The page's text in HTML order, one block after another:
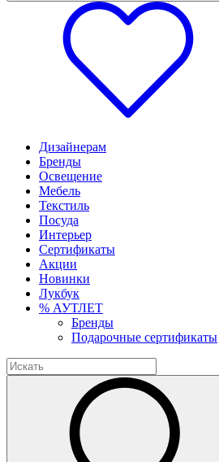
Дизайнерам
Бренды
Освещение
Мебель
Текстиль
Посуда
Интерьер
Сертификаты
Акции
Новинки
Лукбук
% АУТЛЕТ
Бренды
Подарочные сертификаты